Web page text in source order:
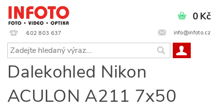
602 803 637 info@infoto.cz
0 Kč
Dalekohled Nikon
ACULON A211 7x50